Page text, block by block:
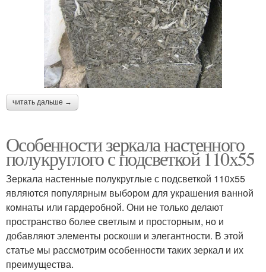
читать дальше →
Особенности зеркала настенного
полукруглого с подсветкой 110х55
Зеркала настенные полукруглые с подсветкой 110х55
являются популярным выбором для украшения ванной
комнаты или гардеробной. Они не только делают
пространство более светлым и просторным, но и
добавляют элементы роскоши и элегантности. В этой
статье мы рассмотрим особенности таких зеркал и их
преимущества.